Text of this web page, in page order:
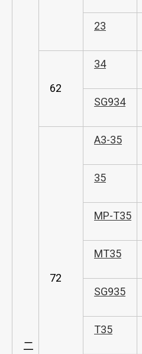
二
23
62
34
SG934
72
A3-35
35
MP-T35
MT35
SG935
T35